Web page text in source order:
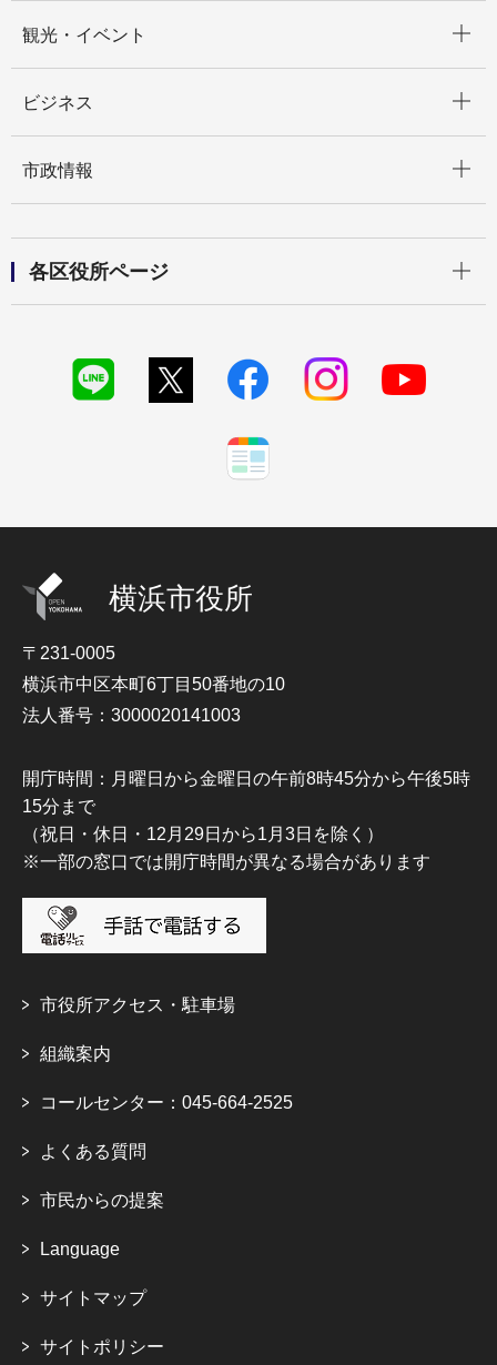
観光・イベント
ビジネス
市政情報
各区役所ページ
横浜市役所
〒231-0005
横浜市中区本町6丁目50番地の10
法人番号：3000020141003
開庁時間：月曜日から金曜日の午前8時45分から午後5時
15分まで
（祝日・休日・12月29日から1月3日を除く）
※一部の窓口では開庁時間が異なる場合があります
市役所アクセス・駐車場
組織案内
コールセンター：045-664-2525
よくある質問
市民からの提案
Language
サイトマップ
サイトポリシー